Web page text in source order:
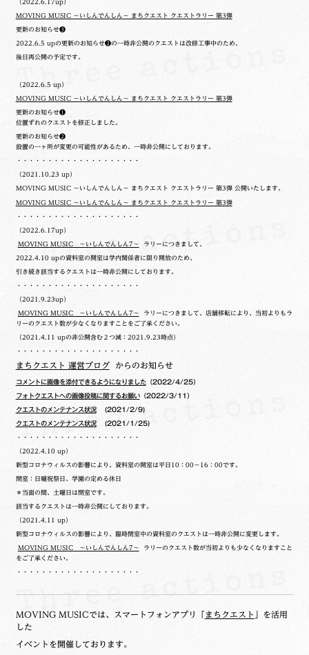
（2022.6.17up）
MOVING MUSIC ～いしんでんしん～ まちクエスト クエストラリー 第3弾
更新のお知らせ❸
2022.6.5 upの更新のお知らせ❷の一時非公開のクエストは改修工事中のため、
後日再公開の予定です。
（2022.6.5 up）
MOVING MUSIC ～いしんでんしん～ まちクエスト クエストラリー 第3弾
更新のお知らせ❶
位置ずれのクエストを修正しました。
更新のお知らせ❷
設置の一ヶ所が変更の可能性があるため、一時非公開にしております。
・・・・・・・・・・・・・・・・・・・・
（2021.10.23 up）
MOVING MUSIC ～いしんでんしん～ まちクエスト クエストラリー 第3弾 公開いたします。
MOVING MUSIC ～いしんでんしん～ まちクエスト クエストラリー 第3弾
・・・・・・・・・・・・・・・・・・・・
（2022.6.17up）
MOVING MUSIC ～いしんでんしん7～ ラリーにつきまして、
2022.4.10 upの資料室の開室は学内関係者に限り開放のため、
引き続き該当するクエストは一時非公開にしております。
・・・・・・・・・・・・・・・・・・・・
（2021.9.23up）
MOVING MUSIC ～いしんでんしん7～ ラリーにつきまして、店舗移転により、当初よりもラ
リーのクエスト数が少なくなりますことをご了承ください。
（2021.4.11 upの非公開含む２つ減：2021.9.23時点）
・・・・・・・・・・・・・・・・・・・・
まちクエスト 運営ブログからのお知らせ
コメントに画像を添付できるようになりました（2022/4/25）
フォトクエストへの画像投稿に関するお願い（2022/3/11）
クエストのメンテナンス状況(2021/2/9)
クエストのメンテナンス状況(2021/1/25)
・・・・・・・・・・・・・・・・・・・・
（2022.4.10 up）
新型コロナウィルスの影響により、資料室の開室は平日10：00～16：00です。
閉室：日曜祝祭日、学園の定める休日
＊当面の間、土曜日は閉室です。
該当するクエストは一時非公開にしております。
（2021.4.11 up）
新型コロナウィルスの影響により、臨時閉室中の資料室のクエストは一時非公開に変更します。
MOVING MUSIC ～いしんでんしん7～ ラリーのクエスト数が当初よりも少なくなりますこと
をご了承ください。
・・・・・・・・・・・・・・・・・・・・
MOVING MUSICでは、スマートフォンアプリ「 まちクエスト
」を活用
した
イベントを開催しております。